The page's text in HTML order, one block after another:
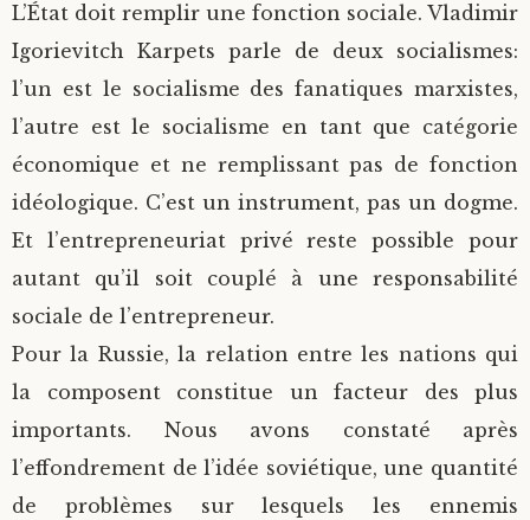
L’État doit remplir une fonction sociale. Vladimir
Igorievitch Karpets parle de deux socialismes:
l’un est le socialisme des fanatiques marxistes,
l’autre est le socialisme en tant que catégorie
économique et ne remplissant pas de fonction
idéologique. C’est un instrument, pas un dogme.
Et l’entrepreneuriat privé reste possible pour
autant qu’il soit couplé à une responsabilité
sociale de l’entrepreneur.
Pour la Russie, la relation entre les nations qui
la composent constitue un facteur des plus
importants. Nous avons constaté après
l’effondrement de l’idée soviétique, une quantité
de problèmes sur lesquels les ennemis